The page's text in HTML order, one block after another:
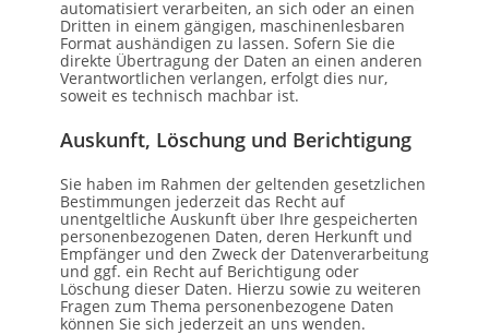
automatisiert verarbeiten, an sich oder an einen
Dritten in einem gängigen, maschinenlesbaren
Format aushändigen zu lassen. Sofern Sie die
direkte Übertragung der Daten an einen anderen
Verantwortlichen verlangen, erfolgt dies nur,
soweit es technisch machbar ist.
Auskunft, Löschung und Berichtigung
Sie haben im Rahmen der geltenden gesetzlichen
Bestimmungen jederzeit das Recht auf
unentgeltliche Auskunft über Ihre gespeicherten
personenbezogenen Daten, deren Herkunft und
Empfänger und den Zweck der Datenverarbeitung
und ggf. ein Recht auf Berichtigung oder
Löschung dieser Daten. Hierzu sowie zu weiteren
Fragen zum Thema personenbezogene Daten
können Sie sich jederzeit an uns wenden.